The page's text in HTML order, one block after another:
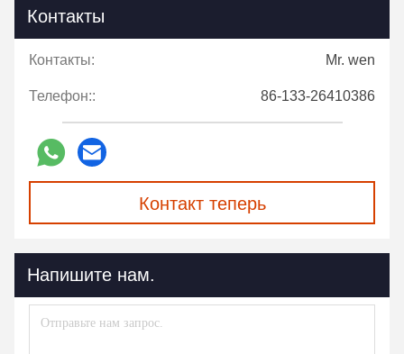
Контакты
Контакты: Mr. wen
Телефон:: 86-133-26410386
Контакт теперь
Напишите нам.